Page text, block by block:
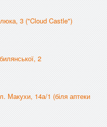
3 ("Cloud Castle")
2
14а/1 (біля аптеки